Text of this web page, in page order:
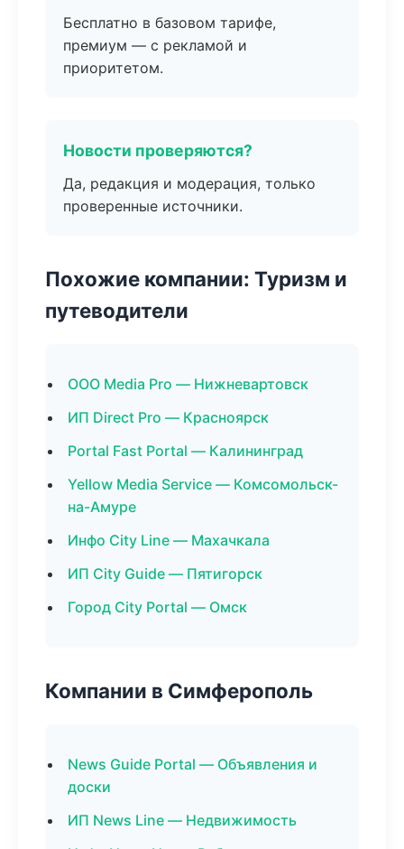
Бесплатно в базовом тарифе,
премиум — с рекламой и
приоритетом.
Новости проверяются?
Да, редакция и модерация, только
проверенные источники.
Похожие компании: Туризм и
путеводители
ООО Media Pro — Нижневартовск
ИП Direct Pro — Красноярск
Portal Fast Portal — Калининград
Yellow Media Service — Комсомольск-
на-Амуре
Инфо City Line — Махачкала
ИП City Guide — Пятигорск
Город City Portal — Омск
Компании в Симферополь
News Guide Portal — Объявления и
доски
ИП News Line — Недвижимость